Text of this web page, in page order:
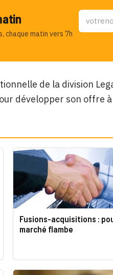
chaque matin vers 7h
de la division
développer son offre à
Fusions-acquisitions :
marché flambe